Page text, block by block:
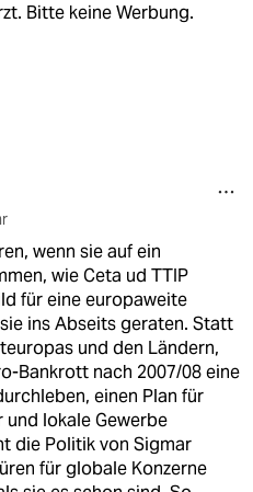
Bitte keine Werbung.
wenn sie auf ein
wie Ceta ud TTIP
für eine europaweite
ins Abseits geraten. Statt
und den Ländern,
Bankrott nach 2007/08 eine
einen Plan für
lokale Gewerbe
die Politik von Sigmar
für globale Konzerne